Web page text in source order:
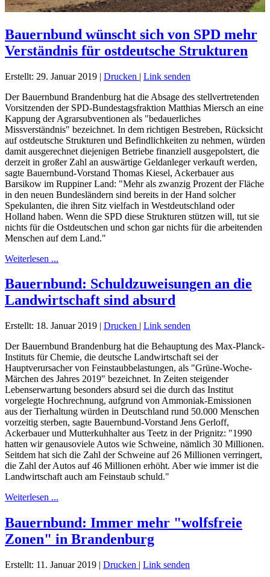
Bauernbund wünscht sich von SPD mehr
Verständnis für ostdeutsche Strukturen
Erstellt: 29. Januar 2019 | Drucken | Link senden
Der Bauernbund Brandenburg hat die Absage des stellvertretenden
Vorsitzenden der SPD-Bundestagsfraktion Matthias Miersch an eine
Kappung der Agrarsubventionen als "bedauerliches
Missverständnis" bezeichnet. In dem richtigen Bestreben, Rücksicht
auf ostdeutsche Strukturen und Befindlichkeiten zu nehmen, würden
damit ausgerechnet diejenigen Betriebe finanziell ausgepolstert, die
derzeit in großer Zahl an auswärtige Geldanleger verkauft werden,
sagte Bauernbund-Vorstand Thomas Kiesel, Ackerbauer aus
Barsikow im Ruppiner Land: "Mehr als zwanzig Prozent der Fläche
in den neuen Bundesländern sind bereits in der Hand solcher
Spekulanten, die ihren Sitz vielfach in Westdeutschland oder
Holland haben. Wenn die SPD diese Strukturen stützen will, tut sie
nichts für die Ostdeutschen und schon gar nichts für die arbeitenden
Menschen auf dem Land."
Weiterlesen ...
Bauernbund: Schuldzuweisungen an die
Landwirtschaft sind absurd
Erstellt: 18. Januar 2019 | Drucken | Link senden
Der Bauernbund Brandenburg hat die Behauptung des Max-Planck-
Instituts für Chemie, die deutsche Landwirtschaft sei der
Hauptverursacher von Feinstaubbelastungen, als "Grüne-Woche-
Märchen des Jahres 2019" bezeichnet. In Zeiten steigender
Lebenserwartung besonders absurd sei die durch das Institut
vorgelegte Hochrechnung, aufgrund von Ammoniak-Emissionen
aus der Tierhaltung würden in Deutschland rund 50.000 Menschen
vorzeitig sterben, sagte Bauernbund-Vorstand Jens Gerloff,
Ackerbauer und Mutterkuhhalter aus Teetz in der Prignitz: "1990
hatten wir genausoviele Autos wie Schweine, nämlich 30 Millionen.
Seitdem hat sich die Zahl der Schweine auf 26 Millionen verringert,
die Zahl der Autos auf 46 Millionen erhöht. Aber wie immer ist die
Landwirtschaft auch am Feinstaub schuld."
Weiterlesen ...
Bauernbund: Immer mehr "wolfsfreie
Zonen" in Brandenburg
Erstellt: 11. Januar 2019 | Drucken | Link senden